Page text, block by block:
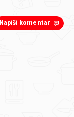
Napiši komentar